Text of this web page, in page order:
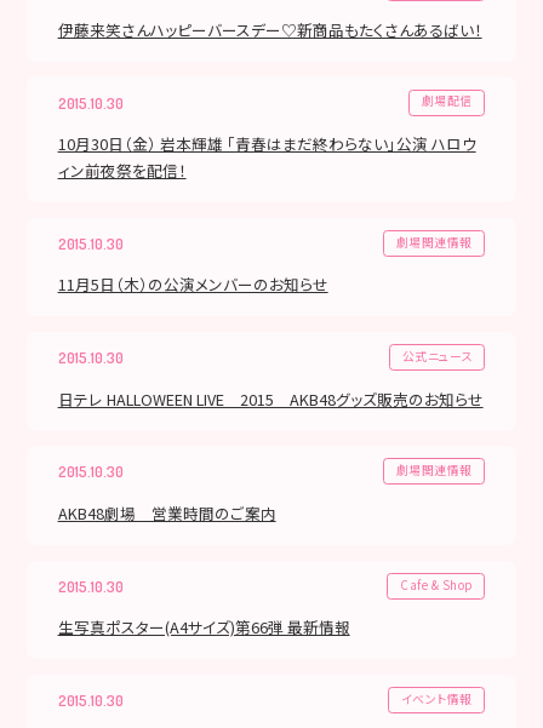
伊藤来笑さんハッピーバースデー♡新商品もたくさんあるばい！
2015.10.30 劇場配信
10月30日（金） 岩本輝雄 「青春はまだ終わらない」公演 ハロウ
ィン前夜祭を配信！
2015.10.30 劇場関連情報
11月5日（木）の公演メンバーのお知らせ
2015.10.30 公式ニュース
日テレ HALLOWEEN LIVE 2015 AKB48グッズ販売のお知らせ
2015.10.30 劇場関連情報
AKB48劇場 営業時間のご案内
2015.10.30 Cafe & Shop
生写真ポスター(A4サイズ)第66弾 最新情報
2015.10.30 イベント情報